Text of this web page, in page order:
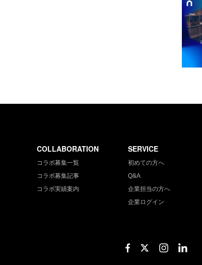
COLLABORATION
コラボ募集一覧
コラボ募集記事
コラボ実績案内
SERVICE
初めての方へ
Q&A
企業担当の方へ
企業ログイン